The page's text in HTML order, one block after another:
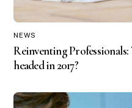
NEWS
Reinventing
headed in 2017?